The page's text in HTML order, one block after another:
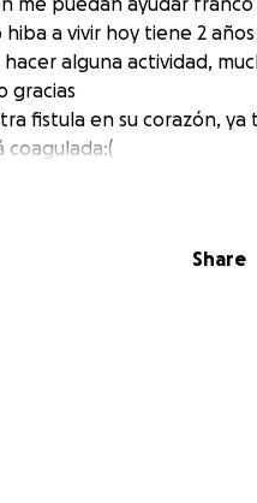
a vivir hoy tiene 2 años
alguna actividad,
gracias
fistula en su corazón, ya
coagulada:(
Share